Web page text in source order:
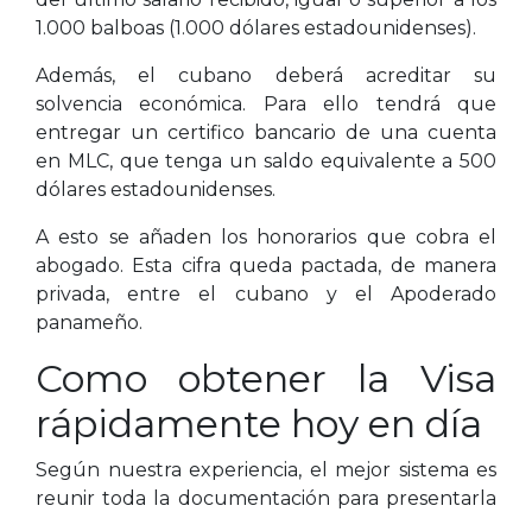
1.000 balboas (1.000 dólares estadounidenses).
Además, el cubano deberá acreditar su
solvencia económica. Para ello tendrá que
entregar un certifico bancario de una cuenta
en MLC, que tenga un saldo equivalente a 500
dólares estadounidenses.
A esto se añaden los honorarios que cobra el
abogado. Esta cifra queda pactada, de manera
privada, entre el cubano y el Apoderado
panameño.
Como obtener la Visa
rápidamente hoy en día
Según nuestra experiencia, el mejor sistema es
reunir toda la documentación para presentarla